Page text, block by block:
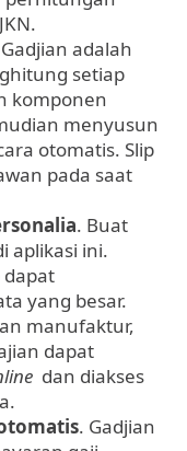
adalah
setiap
komponen
menyusun
otomatis. Slip
pada saat
. Buat
aplikasi ini.
dapat
yang besar.
manufaktur,
dapat
dan diakses
. Gadjian